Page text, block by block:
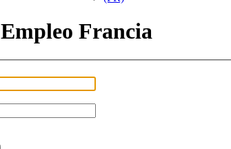
Empleo Francia